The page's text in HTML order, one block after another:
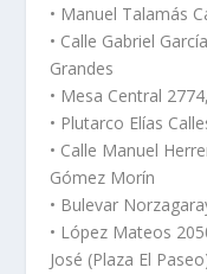
• Manuel Talamás
• Calle Gabriel
Grandes
• Mesa Central
• Plutarco Elías
• Calle Manuel
Gómez Morín
• Bulevar
• López Mateos
José (Plaza El